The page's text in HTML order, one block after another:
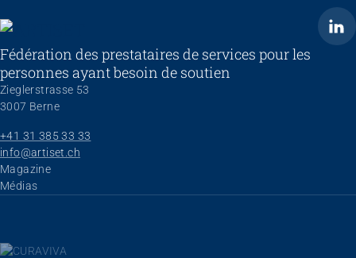
ARTISET
Fédération des prestataires de services pour les
personnes ayant besoin de soutien
Zieglerstrasse 53
3007 Berne
+41 31 385 33 33
info@artiset.ch
Aller au contenu
Magazine
Médias